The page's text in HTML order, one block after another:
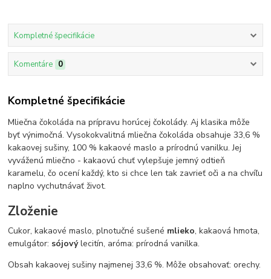
Kompletné špecifikácie
Komentáre 0
Kompletné špecifikácie
Mliečna čokoláda na prípravu horúcej čokolády. Aj klasika môže
byť výnimočná. Vysokokvalitná mliečna čokoláda obsahuje 33,6 %
kakaovej sušiny, 100 % kakaové maslo a prírodnú vanilku. Jej
vyváženú mliečno - kakaovú chuť vylepšuje jemný odtieň
karamelu, čo ocení každý, kto si chce len tak zavrieť oči a na chvíľu
naplno vychutnávať život.
Zloženie
Cukor, kakaové maslo, plnotučné sušené mlieko, kakaová hmota,
emulgátor: sójovýlecitín, aróma: prírodná vanilka.
Obsah kakaovej sušiny najmenej 33,6 %. Môže obsahovať: orechy.